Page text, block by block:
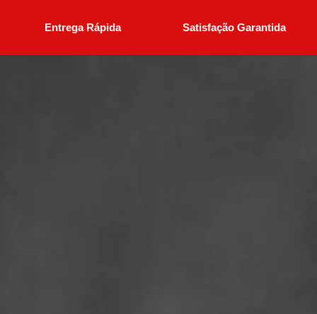
Entrega Rápida Satisfação Garantida